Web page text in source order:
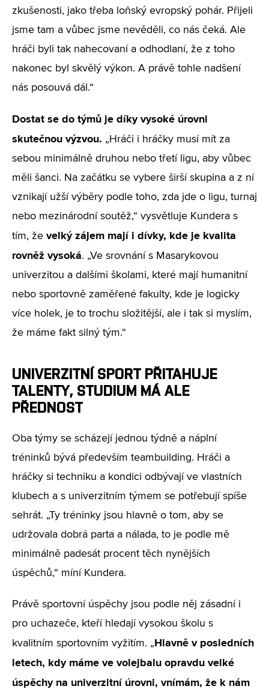
zkušenosti, jako třeba loňský evropský pohár. Přijeli
jsme tam a vůbec jsme nevěděli, co nás čeká. Ale
hráči byli tak nahecovaní a odhodlaní, že z toho
nakonec byl skvělý výkon. A právě tohle nadšení
nás posouvá dál.“
Dostat se do týmů je díky vysoké úrovni
skutečnou výzvou. „Hráči i hráčky musí mít za
sebou minimálně druhou nebo třetí ligu, aby vůbec
měli šanci. Na začátku se vybere širší skupina a z ní
vznikají užší výběry podle toho, zda jde o ligu, turnaj
nebo mezinárodní soutěž,“ vysvětluje Kundera s
tím, že velký zájem mají i dívky, kde je kvalita
rovněž vysoká. „Ve srovnání s Masarykovou
univerzitou a dalšími školami, které mají humanitní
nebo sportovně zaměřené fakulty, kde je logicky
více holek, je to trochu složitější, ale i tak si myslím,
že máme fakt silný tým.“
UNIVERZITNÍ SPORT PŘITAHUJE
TALENTY, STUDIUM MÁ ALE
PŘEDNOST
Oba týmy se scházejí jednou týdně a náplní
tréninků bývá především teambuilding. Hráči a
hráčky si techniku a kondici odbývají ve vlastních
klubech a s univerzitním týmem se potřebují spíše
sehrát. „Ty tréninky jsou hlavně o tom, aby se
udržovala dobrá parta a nálada, to je podle mě
minimálně padesát procent těch nynějších
úspěchů,“ míní Kundera.
Právě sportovní úspěchy jsou podle něj zásadní i
pro uchazeče, kteří hledají vysokou školu s
kvalitním sportovním vyžitím. „Hlavně v posledních
letech, kdy máme ve volejbalu opravdu velké
úspěchy na univerzitní úrovni, vnímám, že k nám